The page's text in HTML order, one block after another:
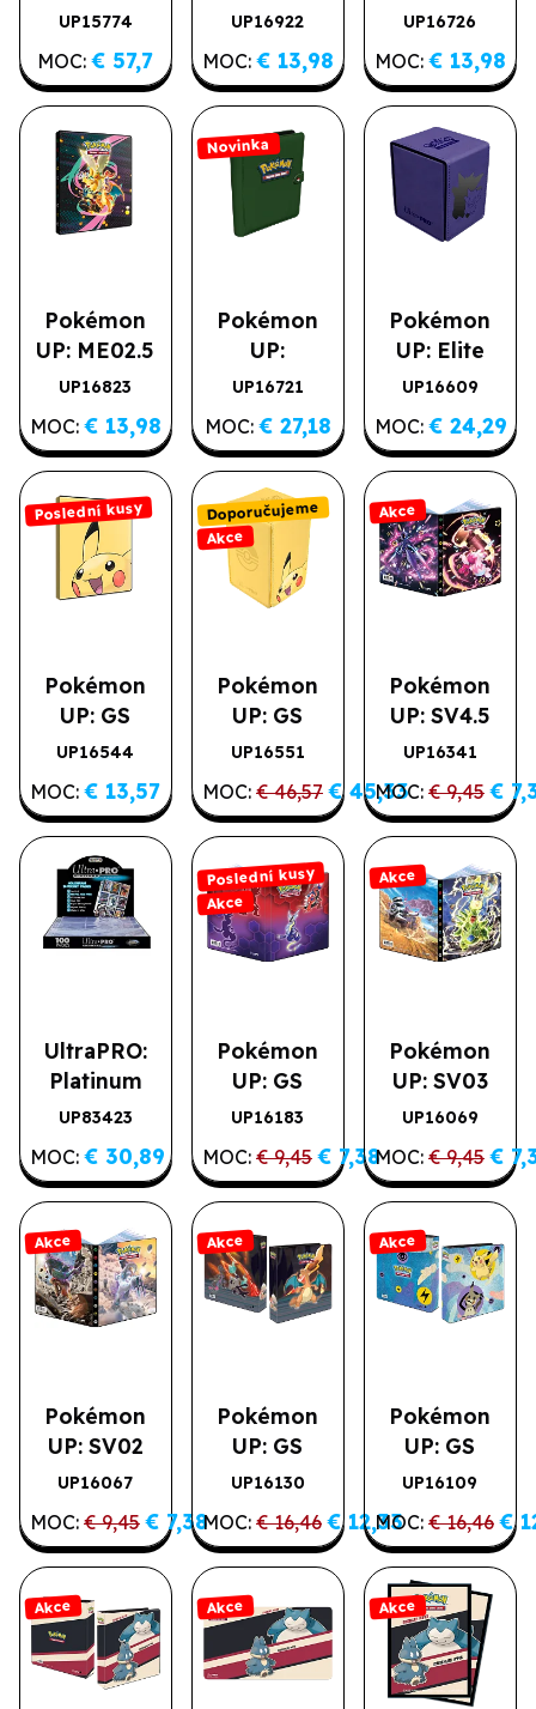
Series -
PRO-Binder
12 kapesní
zapínací
album
UP15774
MOC:€ 57,7
A4 album na
Novinka
UP16922
MOC: € 13,98
A4 album na
Novinka
UP16726
MOC: € 13,98
Pokémon
UP: ME02.5
- A4 album
UP16823
MOC: € 13,98
Pokémon
UP:
Premium
Binder
Novinka
UP16721
Novinka
MOC: € 27,18
Pokémon
UP: Elite
Gengar
Alcove Flip
UP16609
MOC: € 24,29
Pokémon
UP: GS
Pikachu - A4
180 karet
Poslední kusy
UP16544
Poslední kusy
MOC:€ 13,57
Pokémon
UP: GS
Pikachu
Tower Deck
Box
Doporučujeme
Akce
UP16551
Doporučujeme
Akce
MOC: € 46,57 € 45,33
Pokémon
UP: SV4.5
Paldean
album
Akce
UP16341
Akce
MOC: € 9,45 €
UltraPRO:
Platinum
stránkové
karet - 100
ks/balení
UP83423
MOC: € 30,89
Pokémon
UP: GS
Koraidon &
A5 album na
80 karet
Poslední kusy
Akce
UP16183
Poslední kusy
Akce
MOC: € 9,45 € 7,38
Pokémon
UP: SV03
Obsidian
album
Akce
UP16069
Akce
MOC: € 9,45 €
Pokémon
UP: SV02
Paldea
A5 album
Akce
UP16067
Akce
MOC: € 9,45 € 7,38
Pokémon
UP: GS
Scorching
kroužkové
album na
stránkové
obaly
Akce
UP16130
Akce
MOC: € 16,46 € 12,33
Pokémon
UP: GS
Pikachu &
kroužkové
album na
stránkové
obaly
Akce
UP16109
Akce
MOC: € 16,46 €
Akce Akce Akce